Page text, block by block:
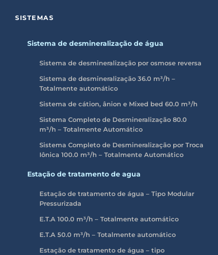
SISTEMAS
Sistema de desmineralização de água
Sistema de desmineralização por osmose reversa
Sistema de desmineralização 36.0 m³/h –
Totalmente automático
Sistema de cátion, ânion e Mixed bed 60.0 m³/h
Sistema Completo de Desmineralização 80.0
m³/h – Totalmente Automático
Sistema Completo de Desmineralização por Troca
Iônica 100.0 m³/h – Totalmente Automático
Estação de tratamento de agua
Estação de tratamento de água – Tipo Modular
Pressurizada
E.T.A 100.0 m³/h – Totalmente automático
E.T.A 50.0 m³/h – Totalmente automático
Estação de tratamento de água – tipo